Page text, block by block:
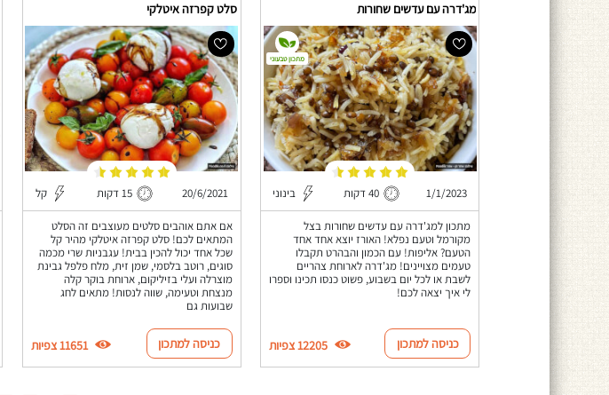
מג'דרה עם עדשים שחורות
1/1/2023 40 דקות בינוני
מתכון למג'דרה עם עדשים שחורות בצל
מקורמל וטעם נפלא! האורז יוצא אחד אחד
הטעם? אליפות! עם הכמון והבהרט תקבלו
טעמים מצויינים! מג'דרה לארוחת צהריים
לשבת או לכל יום בשבוע, פשוט כנסו תכינו וספרו
לי איך יצאה לכם!
מתכון טבעוני
כניסה למתכון 12205 צפיות
סלט קפרזה איטלקי
20/6/2021 15 דקות קל
אם אתם אוהבים סלטים מעוצבים זה הסלט
המתאים לכם! סלט קפרזה איטלקי מהיר קל
שכל אחד יכול להכין בבית! עגבניות שרי מכמה
סוגים, רוטב בלסמי, שמן זית, מלח פלפל גבינת
מוצרלה ועלי בזיליקום, ארוחת בוקר קלה
מנצחת וטעימה, שווה לנסות! מתאים לחג
שבועות גם
כניסה למתכון 11651 צפיות